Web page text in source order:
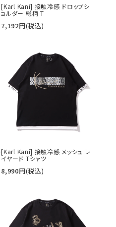
込んで検索する
[Karl Kani] 接触冷感 ドロップシ
ョルダー 総柄 T
7,192円(税込)
[Karl Kani] 接触冷感 メッシュ レ
イヤード Tシャツ
8,990円(税込)